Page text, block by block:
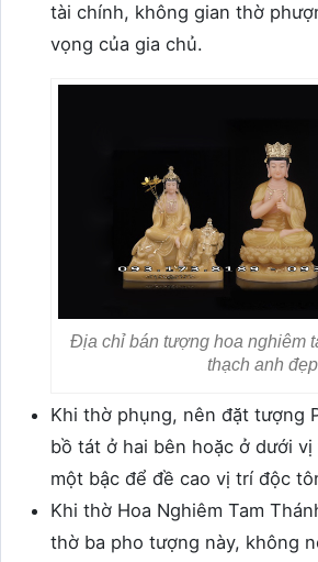
tài chính, không gian thờ
vọng của gia chủ.
Địa chỉ bán tượng hoa nghiêm
thạch anh đẹp
Khi thờ phụng, nên đặt tượng
bồ tát ở hai bên hoặc ở dưới
một bậc để đề cao vị trí độc
Khi thờ Hoa Nghiêm Tam
thờ ba pho tượng này, không